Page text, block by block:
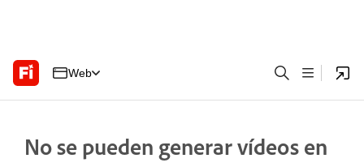
Web
No se pueden generar vídeos en